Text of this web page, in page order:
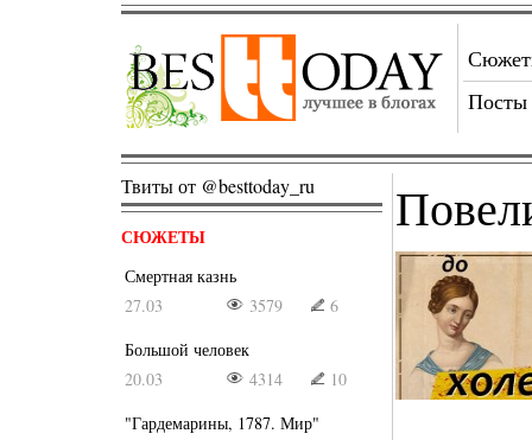
Посты
Твиты от @besttoday_ru
СЮЖЕТЫ
Смертная казнь
27.03
3579
6
Большой человек
20.03
4314
10
"Гардемарины, 1787. Мир"